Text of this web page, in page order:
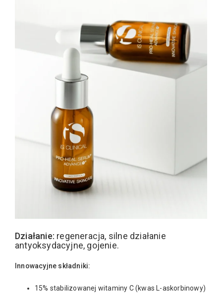
Działanie: regeneracja, silne działanie
antyoksydacyjne, gojenie.
Innowacyjne składniki:
15% stabilizowanej witaminy C (kwas L-askorbinowy)